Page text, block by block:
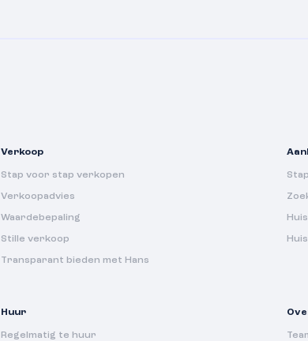
Verkoop
Stap voor stap verkopen
Verkoopadvies
Waardebepaling
Stille verkoop
Transparant bieden met Hans
Huur
Regelmatig te huur